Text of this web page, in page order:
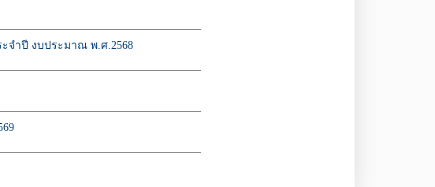
จำปี งบประมาณ พ.ศ.2568